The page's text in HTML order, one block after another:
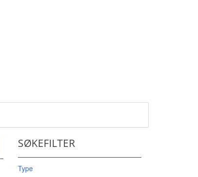
SØKEFILTER
Type